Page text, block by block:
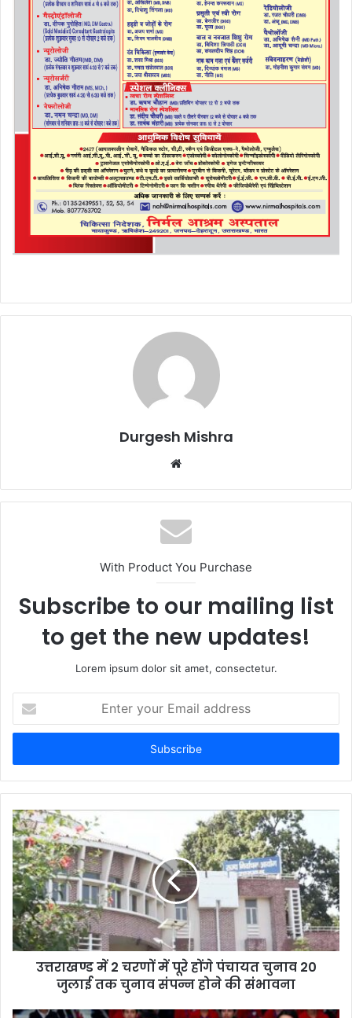
Durgesh Mishra
Website
With Product You Purchase
Subscribe to our mailing list
to get the new updates!
Lorem ipsum dolor sit amet, consectetur.
your
Email
उत्तराखण्ड में 2 चरणों में पूरे होंगे पंचायत चुनाव 20
जुलाई तक चुनाव संपन्न होने की संभावना